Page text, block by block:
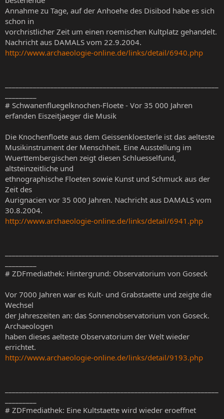
Annahme zu Tage, auf der Anhoehe des Disibod habe es sich
schon in
vorchristlicher Zeit um einen roemischen Kultplatz gehandelt.
Nachricht aus DAMALS vom 22.9.2004.
http://www.archaeologie-online.de/links/detail/6940.php
# Schwanenfluegelknochen-Floete - Vor 35 000 Jahren
erfanden Eiszeitjaeger die Musik
Die Knochenfloete aus dem Geissenkloesterle ist das aelteste
Musikinstrument der Menschheit. Eine Ausstellung im
Wuerttembergischen zeigt diesen Schluesselfund,
altsteinzeitliche und
ethnographische Floeten sowie Kunst und Schmuck aus der
Zeit des
Aurignacien vor 35 000 Jahren. Nachricht aus DAMALS vom
30.8.2004.
http://www.archaeologie-online.de/links/detail/6941.php
# ZDFmediathek: Hintergrund: Observatorium von Goseck
Vor 7000 Jahren war es Kult- und Grabstaette und zeigte die
Wechsel
der Jahreszeiten an: das Sonnenobservatorium von Goseck.
Archaeologen
haben dieses aelteste Observatorium der Welt wieder
errichtet.
http://www.archaeologie-online.de/links/detail/9193.php
# ZDFmediathek: Eine Kultstaette wird wieder eroeffnet